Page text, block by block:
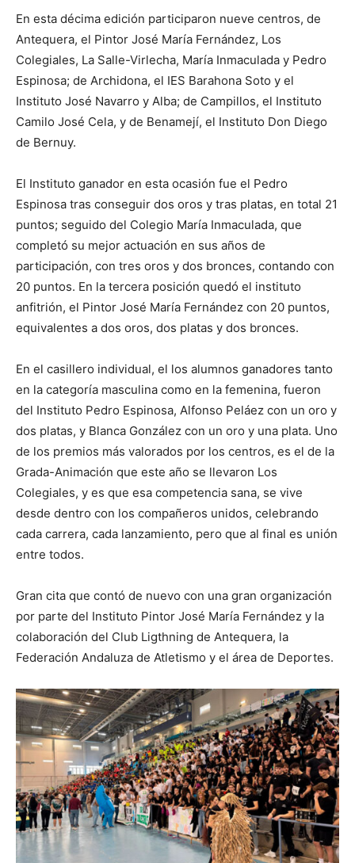
En esta décima edición participaron nueve centros, de
Antequera, el Pintor José María Fernández, Los
Colegiales, La Salle-Virlecha, María Inmaculada y Pedro
Espinosa; de Archidona, el IES Barahona Soto y el
Instituto José Navarro y Alba; de Campillos, el Instituto
Camilo José Cela, y de Benamejí, el Instituto Don Diego
de Bernuy.
El Instituto ganador en esta ocasión fue el Pedro
Espinosa tras conseguir dos oros y tras platas, en total 21
puntos; seguido del Colegio María Inmaculada, que
completó su mejor actuación en sus años de
participación, con tres oros y dos bronces, contando con
20 puntos. En la tercera posición quedó el instituto
anfitrión, el Pintor José María Fernández con 20 puntos,
equivalentes a dos oros, dos platas y dos bronces.
En el casillero individual, el los alumnos ganadores tanto
en la categoría masculina como en la femenina, fueron
del Instituto Pedro Espinosa, Alfonso Peláez con un oro y
dos platas, y Blanca González con un oro y una plata. Uno
de los premios más valorados por los centros, es el de la
Grada-Animación que este año se llevaron Los
Colegiales, y es que esa competencia sana, se vive
desde dentro con los compañeros unidos, celebrando
cada carrera, cada lanzamiento, pero que al final es unión
entre todos.
Gran cita que contó de nuevo con una gran organización
por parte del Instituto Pintor José María Fernández y la
colaboración del Club Ligthning de Antequera, la
Federación Andaluza de Atletismo y el área de Deportes.